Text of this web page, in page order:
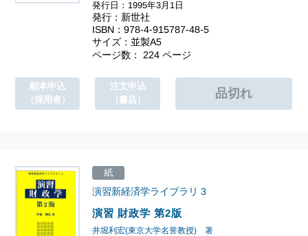
発行日：1995年3月1日
発行：新世社
ISBN：978-4-915787-48-5
サイズ：並製A5
ページ数： 224 ページ
献本申込
（採用者）
注文申込
（書店）
演習 財政学 第2版
演習新経済学ライブラリ 3
井堀利宏(東京大学名誉教授) 著
紙